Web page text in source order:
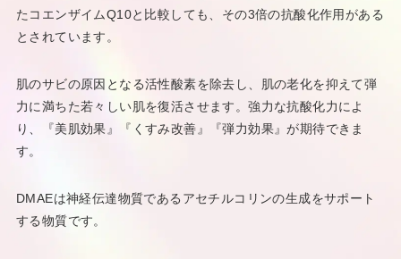
たコエンザイムQ10と比較しても、その3倍の抗酸化作用がある
とされています。
肌のサビの原因となる活性酸素を除去し、肌の老化を抑えて弾
力に満ちた若々しい肌を復活させます。強力な抗酸化力によ
り、『美肌効果』『くすみ改善』『弾力効果』が期待できま
す。
DMAEは神経伝達物質であるアセチルコリンの生成をサポート
する物質です。